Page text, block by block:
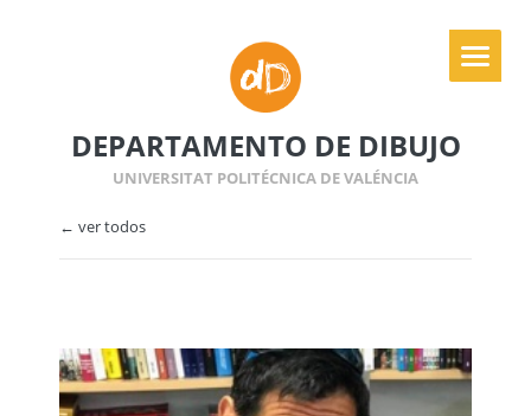
DEPARTAMENTO DE DIBUJO
UNIVERSITAT POLITÉCNICA DE VALÉNCIA
← ver todos